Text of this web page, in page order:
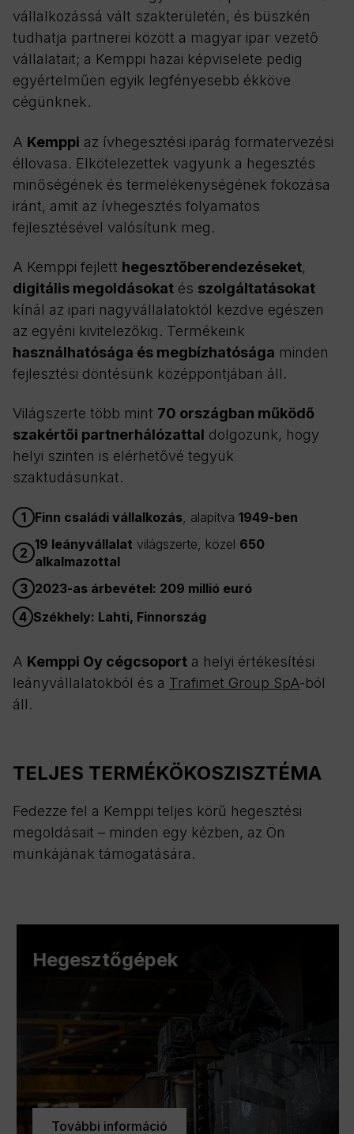
vállalkozássá vált szakterületén, és büszkén
tudhatja partnerei között a magyar ipar vezető
vállalatait; a Kemppi hazai képviselete pedig
egyértelműen egyik legfényesebb ékköve
cégünknek.
A Kemppi az ívhegesztési iparág formatervezési
éllovasa. Elkötelezettek vagyunk a hegesztés
minőségének és termelékenységének fokozása
iránt, amit az ívhegesztés folyamatos
fejlesztésével valósítunk meg.
A Kemppi fejlett hegesztőberendezéseket,
digitális megoldásokat és szolgáltatásokat
kínál az ipari nagyvállalatoktól kezdve egészen
az egyéni kivitelezőkig. Termékeink
használhatósága és megbízhatósága minden
fejlesztési döntésünk középpontjában áll.
Világszerte több mint 70 országban működő
szakértői partnerhálózattal dolgozunk, hogy
helyi szinten is elérhetővé tegyük
szaktudásunkat.
1 Finn családi vállalkozás , alapítva 1949-ben
2
19 leányvállalat világszerte, közel 650
alkalmazottal
3 2023-as árbevétel: 209 millió euró
4 Székhely: Lahti, Finnország
A Kemppi Oy cégcsoport a helyi értékesítési
leányvállalatokból és a Trafimet Group SpA-ból
áll.
TELJES TERMÉKÖKOSZISZTÉMA
Fedezze fel a Kemppi teljes körű hegesztési
megoldásait – minden egy kézben, az Ön
munkájának támogatására.
Hegesztőgépek
További információ